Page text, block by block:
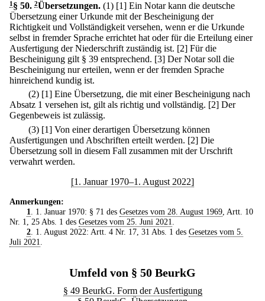
1 § 50. 2Übersetzungen. (1) [1] Ein Notar kann die deutsche
Übersetzung einer Urkunde mit der Bescheinigung der
Richtigkeit und Vollständigkeit versehen, wenn er die Urkunde
selbst in fremder Sprache errichtet hat oder für die Erteilung einer
Ausfertigung der Niederschrift zuständig ist. [2] Für die
Bescheinigung gilt § 39 entsprechend. [3] Der Notar soll die
Bescheinigung nur erteilen, wenn er der fremden Sprache
hinreichend kundig ist.
(2) [1] Eine Übersetzung, die mit einer Bescheinigung nach
Absatz 1 versehen ist, gilt als richtig und vollständig. [2] Der
Gegenbeweis ist zulässig.
(3) [1] Von einer derartigen Übersetzung können
Ausfertigungen und Abschriften erteilt werden. [2] Die
Übersetzung soll in diesem Fall zusammen mit der Urschrift
verwahrt werden.
[1. Januar 1970–1. August 2022]
Anmerkungen:
1
. 1. Januar 1970: § 71 des Gesetzes vom 28. August 1969, Artt. 10
Nr. 1, 25 Abs. 1 des Gesetzes vom 25. Juni 2021
2. 1. August 2022: Artt. 4 Nr. 17, 31 Abs. 1 des Gesetzes vom 5.
Juli 2021
Umfeld von § 50 BeurkG
§ 49 BeurkG. Form der Ausfertigung